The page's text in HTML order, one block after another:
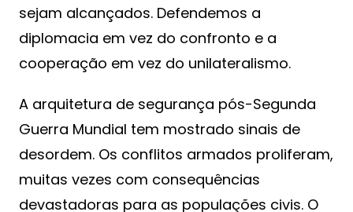
sejam alcançados. Defendemos a
diplomacia em vez do confronto e a
cooperação em vez do unilateralismo.
A arquitetura de segurança pós-Segunda
Guerra Mundial tem mostrado sinais de
desordem. Os conflitos armados proliferam,
muitas vezes com consequências
devastadoras para as populações civis. O